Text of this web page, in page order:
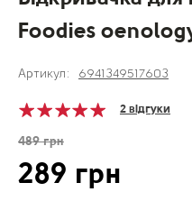
Foodies
Артикул: 6941349517603
2 відгуки
289 грн
489 грн